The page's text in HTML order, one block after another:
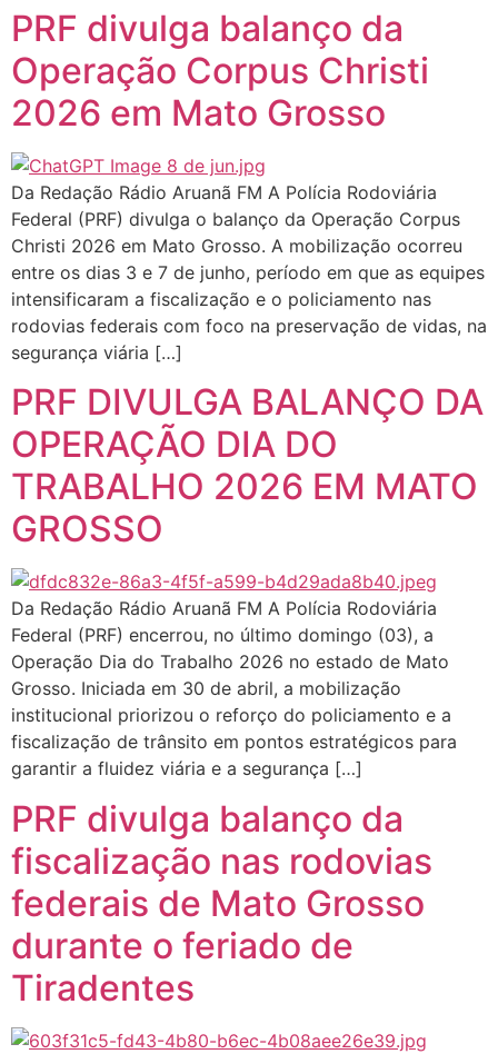
PRF divulga balanço da
Operação Corpus Christi
2026 em Mato Grosso
Da Redação Rádio Aruanã FM A Polícia Rodoviária
Federal (PRF) divulga o balanço da Operação Corpus
Christi 2026 em Mato Grosso. A mobilização ocorreu
entre os dias 3 e 7 de junho, período em que as equipes
intensificaram a fiscalização e o policiamento nas
rodovias federais com foco na preservação de vidas, na
segurança viária […]
PRF DIVULGA BALANÇO DA
OPERAÇÃO DIA DO
TRABALHO 2026 EM MATO
GROSSO
Da Redação Rádio Aruanã FM A Polícia Rodoviária
Federal (PRF) encerrou, no último domingo (03), a
Operação Dia do Trabalho 2026 no estado de Mato
Grosso. Iniciada em 30 de abril, a mobilização
institucional priorizou o reforço do policiamento e a
fiscalização de trânsito em pontos estratégicos para
garantir a fluidez viária e a segurança […]
PRF divulga balanço da
fiscalização nas rodovias
federais de Mato Grosso
durante o feriado de
Tiradentes